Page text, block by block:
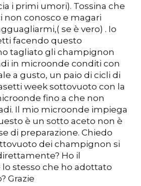
i primi umori). Tossina che
non conosco e magari
se è vero) . Io
facendo questo
tagliato gli champignon
in microonde conditi con
a gusto, un paio di cicli di
week sottovuoto con la
fino a che non
Il mio microonde impiega
è un sotto aceto non è
di preparazione. Chiedo
dei champignon si
Ho il
stesso che ho adottato
Grazie